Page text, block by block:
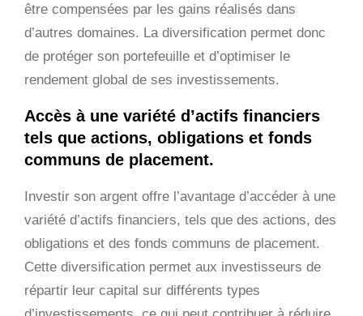
être compensées par les gains réalisés dans
d’autres domaines. La diversification permet donc
de protéger son portefeuille et d’optimiser le
rendement global de ses investissements.
Accès à une variété d’actifs financiers
tels que actions, obligations et fonds
communs de placement.
Investir son argent offre l’avantage d’accéder à une
variété d’actifs financiers, tels que des actions, des
obligations et des fonds communs de placement.
Cette diversification permet aux investisseurs de
répartir leur capital sur différents types